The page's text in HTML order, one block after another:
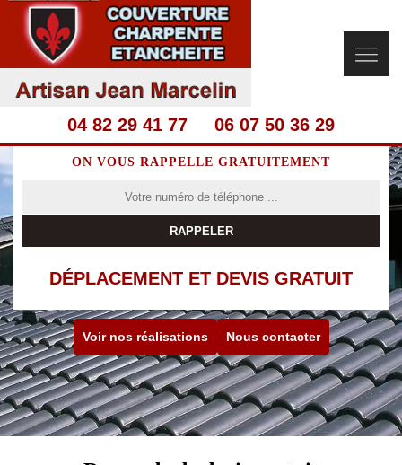
04 82 29 41 77 06 07 50 36 29
ON VOUS RAPPELLE GRATUITEMENT
DÉPLACEMENT ET DEVIS GRATUIT
Voir nos réalisations Nous contacter